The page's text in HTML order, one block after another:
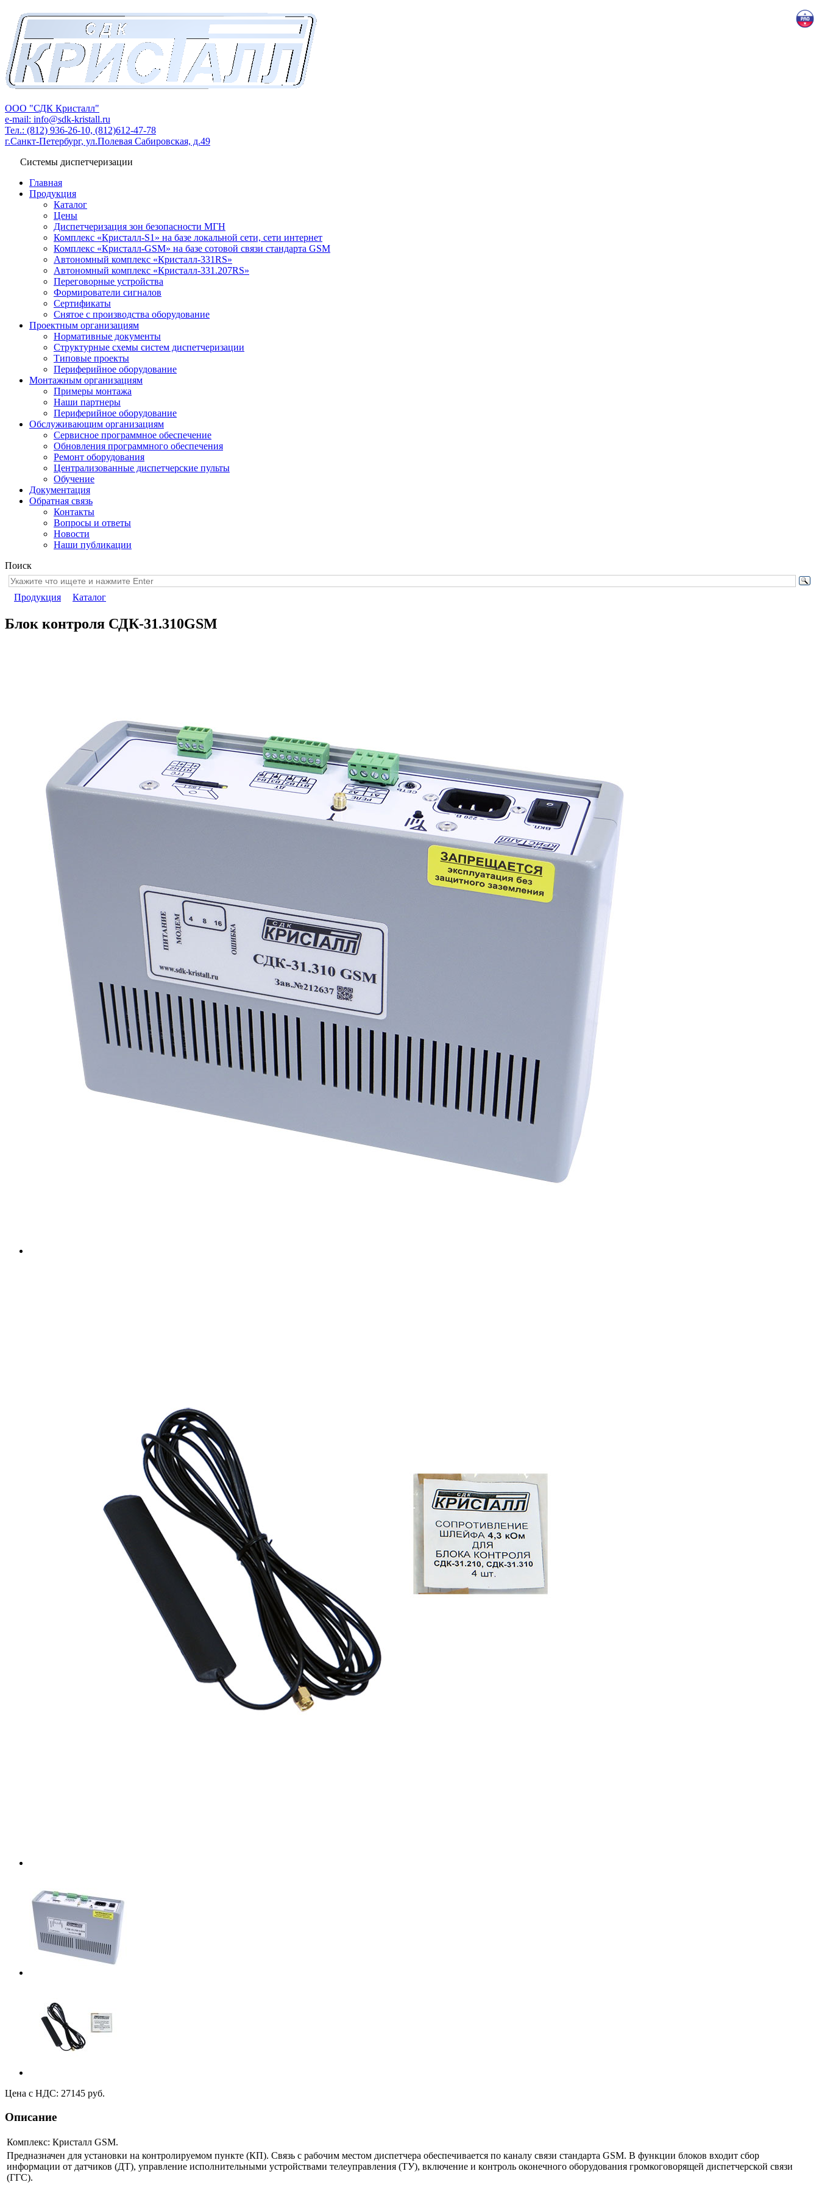
ООО "СДК Кристалл"
e-mail: info@sdk-kristall.ru
Тел.: (812) 936-26-10, (812)612-47-78
г.Санкт-Петербург, ул.Полевая Сабировская, д.49
Системы диспетчеризации
Главная
Продукция
Каталог
Цены
Диспетчеризация зон безопасности МГН
Комплекс «Кристалл-S1» на базе локальной сети, сети интернет
Комплекс «Кристалл-GSM» на базе сотовой связи стандарта GSM
Автономный комплекс «Кристалл-331RS»
Автономный комплекс «Кристалл-331.207RS»
Переговорные устройства
Формирователи сигналов
Сертификаты
Снятое с производства оборудование
Проектным организациям
Нормативные документы
Структурные схемы систем диспетчеризации
Типовые проекты
Периферийное оборудование
Монтажным организациям
Примеры монтажа
Наши партнеры
Периферийное оборудование
Обслуживающим организациям
Сервисное программное обеспечение
Обновления программного обеспечения
Ремонт оборудования
Централизованные диспетчерские пульты
Обучение
Документация
Обратная связь
Контакты
Вопросы и ответы
Новости
Наши публикации
Поиск
Продукция Каталог
Блок контроля СДК-31.310GSM
Цена с НДС: 27145 руб.
Описание
Комплекс: Кристалл GSM.
Предназначен для установки на контролируемом пункте (КП). Связь с рабочим местом диспетчера обеспечивается по каналу связи стандарта GSM. В функции блоков входит сбор
информации от датчиков (ДТ), управление исполнительными устройствами телеуправления (ТУ), включение и контроль оконечного оборудования громкоговорящей диспетчерской связи
(ГГС).